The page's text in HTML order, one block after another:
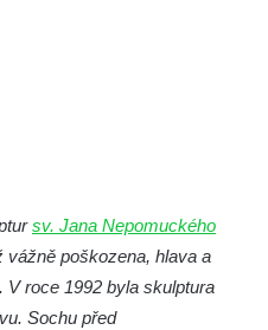
sv. Jana Nepomuckého
vážně poškozena, hlava a
V roce 1992 byla skulptura
Sochu před